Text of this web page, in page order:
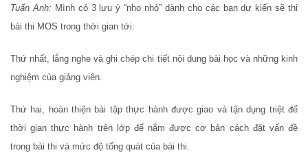
Tuấn Anh: Mình có 3 lưu ý “nho nhỏ” dành cho các bạn dự kiến sẽ thi
bài thi MOS trong thời gian tới:
Thứ nhất, lắng nghe và ghi chép chi tiết nội dung bài học và những kinh
nghiệm của giảng viên.
Thứ hai, hoàn thiện bài tập thực hành được giao và tận dụng triệt để
thời gian thực hành trên lớp để nắm được cơ bản cách đặt vấn đề
trong bài thi và mức độ tổng quát của bài thi.